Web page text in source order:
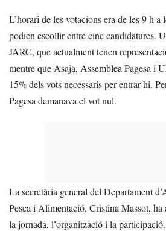
L’horari de les votacions era de les 9 h a
podien escollir entre cinc candidatures.
JARC, que actualment tenen
mentre que Asaja, Assemblea Pagesa i
15% dels vots necessaris per entrar-hi.
Pagesa demanava el vot nul.
La secretària general del Departament
Pesca i Alimentació, Cristina Massot, ha
la jornada, l’organització i la